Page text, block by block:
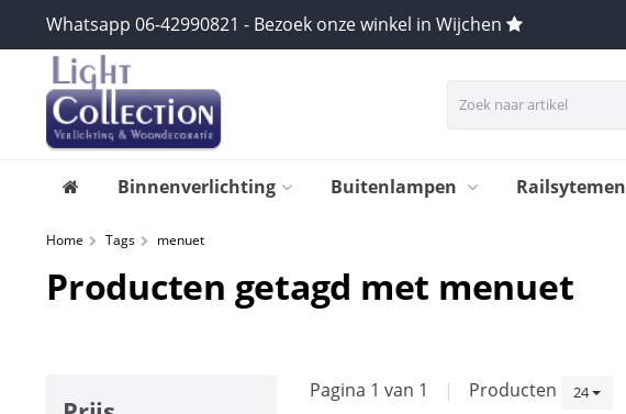
Whatsapp 06-42990821 - Bezoek onze winkel in Wijchen
Binnenverlichting Buitenlampen Railsytemen
Home Tags menuet
Producten getagd met menuet
Pagina 1 van 1 | Producten 24